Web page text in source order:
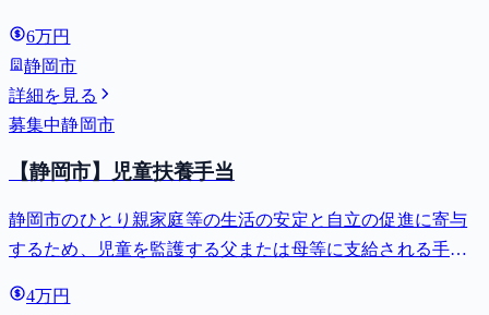
6万円
静岡市
詳細を見る
募集中静岡市
【静岡市】児童扶養手当
静岡市のひとり親家庭等の生活の安定と自立の促進に寄与
するため、児童を監護する父または母等に支給される手
4万円